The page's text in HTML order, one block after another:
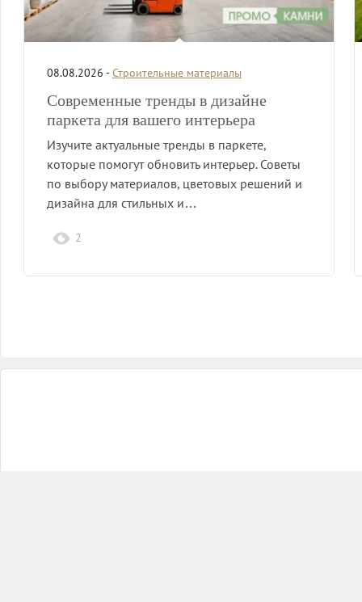
08.08.2026 -Строительные материалы
Современные тренды в дизайне
паркета для вашего интерьера
Изучите актуальные тренды в паркете,
которые помогут обновить интерьер. Советы
по выбору материалов, цветовых решений и
дизайна для стильных и…
2